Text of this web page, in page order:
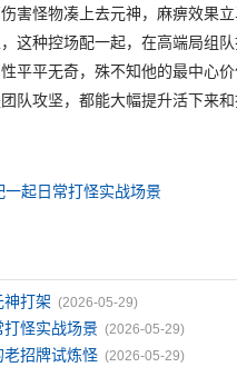
害怪物凑上去元神，麻痹效果
这种控场配一起，在高端局组
平平无奇，殊不知他的最中心
队攻坚，都能大幅提升活下来
起日常打怪实战场景
神打架 (2026-05-29)
怪实战场景 (2026-05-29)
老招牌试炼怪 (2026-05-29)